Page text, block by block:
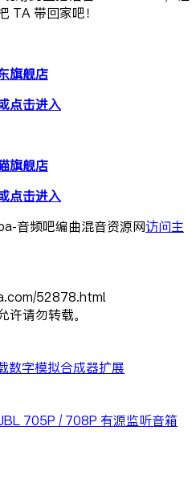
TA 带回家吧！
旗舰店
点击进入
旗舰店
点击进入
音频吧编曲混音资源网访问主
52878.html
请勿转载。
数字模拟合成器扩展
705P / 708P 有源监听音箱